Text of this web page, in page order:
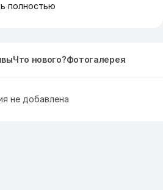
полностью
Что нового?Фотогалерея
не добавлена